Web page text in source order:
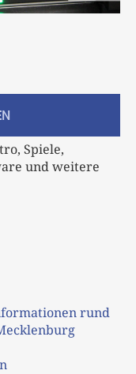
Spiele,
und weitere
rund